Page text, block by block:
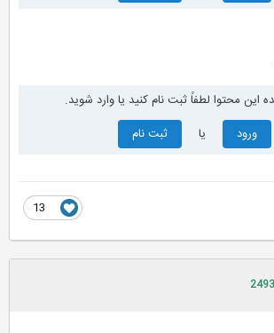
محتوا لطفاً ثبت نام کنید یا وارد شوید.
ورود
ثبت نام